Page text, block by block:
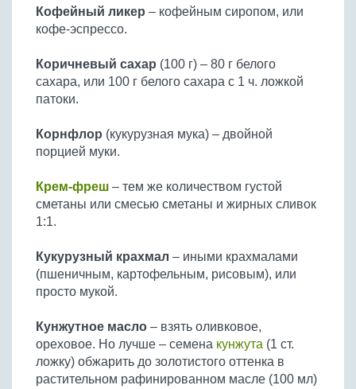
Кофейный ликер – кофейным сиропом, или
кофе-эспрессо.
Коричневый сахар (100 г) – 80 г белого
сахара, или 100 г белого сахара с 1 ч. ложкой
патоки.
Корнфлор (кукурузная мука) – двойной
порцией муки.
Крем-фреш – тем же количеством густой
сметаны или смесью сметаны и жирных сливок
1:1.
Кукурузный крахмал – иными крахмалами
(пшеничным, картофельным, рисовым), или
просто мукой.
Кунжутное масло – взять оливковое,
ореховое. Но лучше – семена кунжута (1 ст.
ложку) обжарить до золотистого оттенка в
растительном рафинированном масле (100 мл)